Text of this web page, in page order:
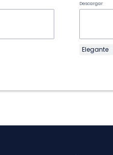
Descargar
Elegante